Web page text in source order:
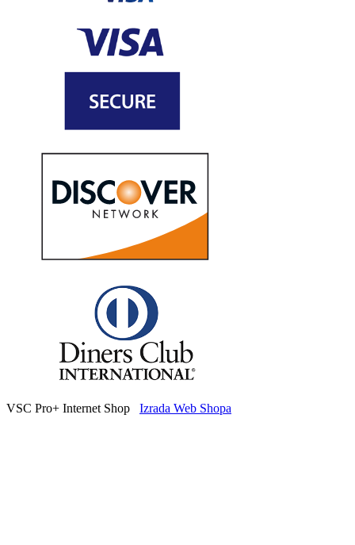
VSC Pro+ Internet Shop Izrada Web Shopa